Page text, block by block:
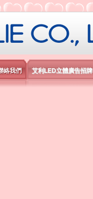
限公司
絡我們 艾利LED立體廣告招牌